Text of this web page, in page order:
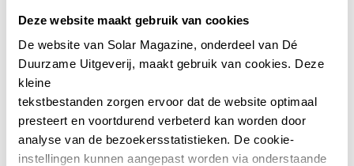
Deze website maakt gebruik van cookies
De website van Solar Magazine, onderdeel van Dé
Duurzame Uitgeverij, maakt gebruik van cookies. Deze
kleine
tekstbestanden zorgen ervoor dat de website optimaal
presteert en voortdurend verbeterd kan worden door
analyse van de bezoekersstatistieken. De cookie-
instellingen kunnen aangepast worden via onderstaande
Vacatures
Installateurzoeker
Cookievoorkeuren wijzigen
English
Geef ons feedback
Vertel ons wat je van onze website vindt.